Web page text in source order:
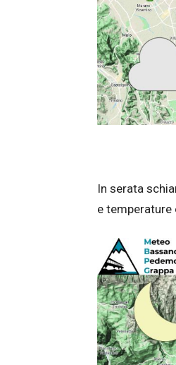
In serata
e temperature